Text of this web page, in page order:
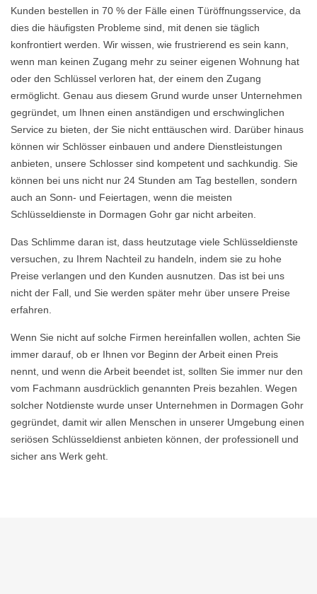
Kunden bestellen in 70 % der Fälle einen Türöffnungsservice, da
dies die häufigsten Probleme sind, mit denen sie täglich
konfrontiert werden. Wir wissen, wie frustrierend es sein kann,
wenn man keinen Zugang mehr zu seiner eigenen Wohnung hat
oder den Schlüssel verloren hat, der einem den Zugang
ermöglicht. Genau aus diesem Grund wurde unser Unternehmen
gegründet, um Ihnen einen anständigen und erschwinglichen
Service zu bieten, der Sie nicht enttäuschen wird. Darüber hinaus
können wir Schlösser einbauen und andere Dienstleistungen
anbieten, unsere Schlosser sind kompetent und sachkundig. Sie
können bei uns nicht nur 24 Stunden am Tag bestellen, sondern
auch an Sonn- und Feiertagen, wenn die meisten
Schlüsseldienste in Dormagen Gohr gar nicht arbeiten.
Das Schlimme daran ist, dass heutzutage viele Schlüsseldienste
versuchen, zu Ihrem Nachteil zu handeln, indem sie zu hohe
Preise verlangen und den Kunden ausnutzen. Das ist bei uns
nicht der Fall, und Sie werden später mehr über unsere Preise
erfahren.
Wenn Sie nicht auf solche Firmen hereinfallen wollen, achten Sie
immer darauf, ob er Ihnen vor Beginn der Arbeit einen Preis
nennt, und wenn die Arbeit beendet ist, sollten Sie immer nur den
vom Fachmann ausdrücklich genannten Preis bezahlen. Wegen
solcher Notdienste wurde unser Unternehmen in Dormagen Gohr
gegründet, damit wir allen Menschen in unserer Umgebung einen
seriösen Schlüsseldienst anbieten können, der professionell und
sicher ans Werk geht.